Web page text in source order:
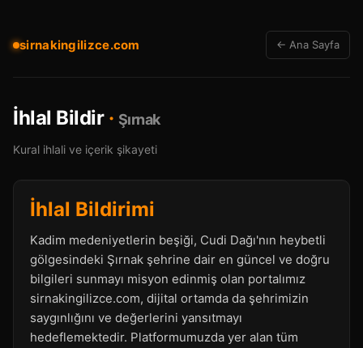
sirnakingilizce.com ← Ana Sayfa
İhlal Bildir · Şırnak
Kural ihlali ve içerik şikayeti
İhlal Bildirimi
Kadim medeniyetlerin beşiği, Cudi Dağı'nın heybetli
gölgesindeki Şırnak şehrine dair en güncel ve doğru
bilgileri sunmayı misyon edinmiş olan portalımız
sirnakingilizce.com, dijital ortamda da şehrimizin
saygınlığını ve değerlerini yansıtmayı
hedeflemektedir. Platformumuzda yer alan tüm